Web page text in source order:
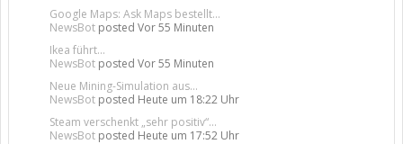
Google Maps: Ask Maps bestellt...
NewsBot posted Vor 55 Minuten
Ikea führt...
NewsBot posted Vor 55 Minuten
Neue Mining-Simulation aus...
NewsBot posted Heute um 18:22 Uhr
Steam verschenkt „sehr positiv“...
NewsBot posted Heute um 17:52 Uhr